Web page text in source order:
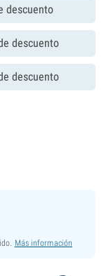
descuento
descuento
descuento
Más información